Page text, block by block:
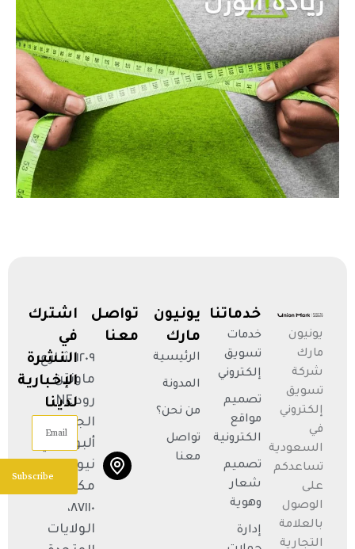
يونيون
مارك
شركة
تسويق
إلكتروني
في
السعودية
تساعدكم
على
الوصول
بالعلامة
التجارية
خدماتنا
خدمات
تسويق
إلكتروني
تصميم
مواقع
الكترونية
تصميم
شعار
وهوية
إدارة
يونيون
مارك
الرئيسية
المدونة
من نحن؟
تواصل
معنا
تواصل
معنا
١٢٠٩ شارع
ماونتن
رود NE،
ألبوكيركي،
نيو
مكسيكو
٨٧١١٠،
الولايات
اشترك
في
النشرة
الإخبارية
لدينا
Email
Subscribe